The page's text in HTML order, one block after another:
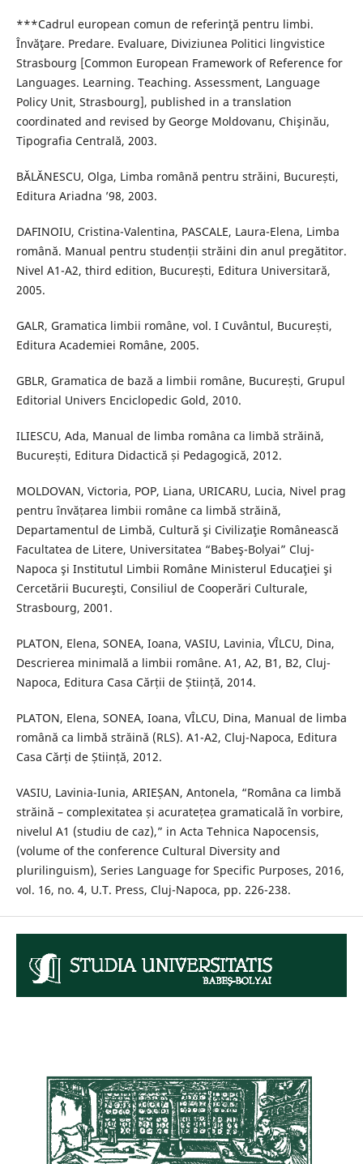
***Cadrul european comun de referinţă pentru limbi.
Învăţare. Predare. Evaluare, Diviziunea Politici lingvistice
Strasbourg [Common European Framework of Reference for
Languages. Learning. Teaching. Assessment, Language
Policy Unit, Strasbourg], published in a translation
coordinated and revised by George Moldovanu, Chişinău,
Tipografia Centrală, 2003.
BĂLĂNESCU, Olga, Limba română pentru străini, București,
Editura Ariadna ’98, 2003.
DAFINOIU, Cristina-Valentina, PASCALE, Laura-Elena, Limba
română. Manual pentru studenții străini din anul pregătitor.
Nivel A1-A2, third edition, București, Editura Universitară,
2005.
GALR, Gramatica limbii române, vol. I Cuvântul, București,
Editura Academiei Române, 2005.
GBLR, Gramatica de bază a limbii române, București, Grupul
Editorial Univers Enciclopedic Gold, 2010.
ILIESCU, Ada, Manual de limba româna ca limbă străină,
București, Editura Didactică și Pedagogică, 2012.
MOLDOVAN, Victoria, POP, Liana, URICARU, Lucia, Nivel prag
pentru învățarea limbii române ca limbă străină,
Departamentul de Limbă, Cultură şi Civilizaţie Românească
Facultatea de Litere, Universitatea “Babeş-Bolyai” Cluj-
Napoca şi Institutul Limbii Române Ministerul Educaţiei şi
Cercetării Bucureşti, Consiliul de Cooperări Culturale,
Strasbourg, 2001.
PLATON, Elena, SONEA, Ioana, VASIU, Lavinia, VÎLCU, Dina,
Descrierea minimală a limbii române. A1, A2, B1, B2, Cluj-
Napoca, Editura Casa Cărții de Știință, 2014.
PLATON, Elena, SONEA, Ioana, VÎLCU, Dina, Manual de limba
română ca limbă străină (RLS). A1-A2, Cluj-Napoca, Editura
Casa Cărți de Știință, 2012.
VASIU, Lavinia-Iunia, ARIEȘAN, Antonela, “Româna ca limbă
străină – complexitatea și acuratețea gramaticală în vorbire,
nivelul A1 (studiu de caz),” in Acta Tehnica Napocensis,
(volume of the conference Cultural Diversity and
plurilinguism), Series Language for Specific Purposes, 2016,
vol. 16, no. 4, U.T. Press, Cluj-Napoca, pp. 226-238.